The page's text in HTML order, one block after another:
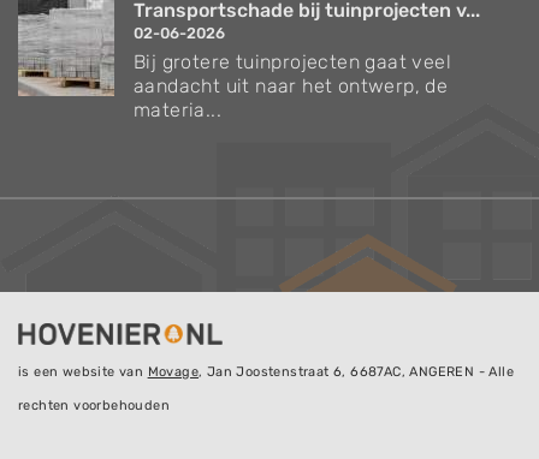
Transportschade bij tuinprojecten v...
02-06-2026
Bij grotere tuinprojecten gaat veel
aandacht uit naar het ontwerp, de
materia...
is een website van Movage, Jan Joostenstraat 6, 6687AC, ANGEREN - Alle
rechten voorbehouden